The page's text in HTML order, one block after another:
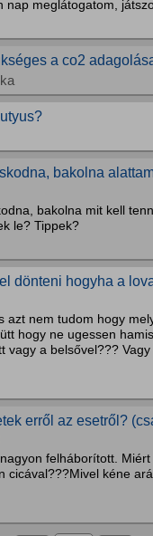
nap meglátogatom,
a co2
bakolna
bakolna mit kell
le? Tippek?
dönteni hogyha a
azt nem tudom hogy
hogy ne ugessen
vagy a belsővel???
erről az esetről?
felháborított.
cicával???Mivel kéne